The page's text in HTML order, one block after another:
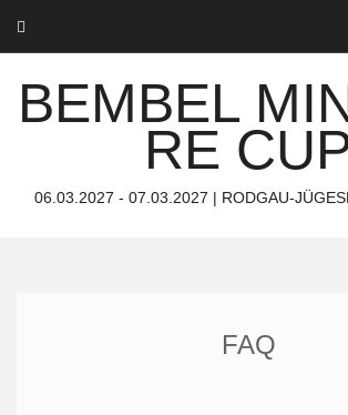
content
BEMBEL
RE
06.03.2027 - 07.03.2027 | RODGAU-
FAQ